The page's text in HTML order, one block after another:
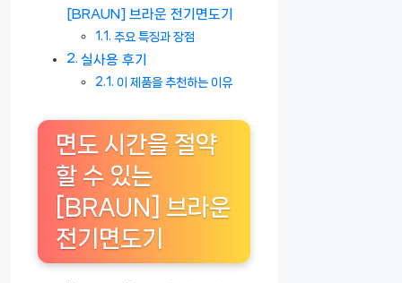
[BRAUN] 브라운 전기면도기
주요 특징과 장점
실사용 후기
이 제품을 추천하는 이유
면도 시간을 절약
할 수 있는
[BRAUN] 브라운
전기면도기